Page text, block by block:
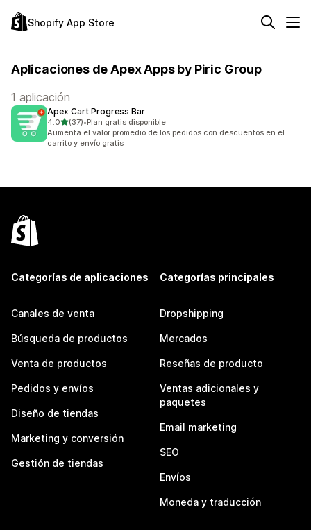
Shopify App Store
Aplicaciones de Apex Apps by Piric Group
1 aplicación
Apex Cart Progress Bar
4.0de 5 estrellas
(37)
37 reseñas en total
•Plan gratis disponible
Aumenta el valor promedio de los pedidos con descuentos en el
carrito y envío gratis
Categorías de aplicaciones
Canales de venta
Búsqueda de productos
Venta de productos
Pedidos y envíos
Diseño de tiendas
Marketing y conversión
Gestión de tiendas
Categorías principales
Dropshipping
Mercados
Reseñas de producto
Ventas adicionales y
paquetes
Email marketing
SEO
Envíos
Moneda y traducción